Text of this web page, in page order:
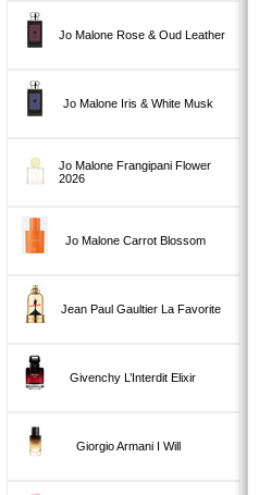
Jo Malone Rose & Oud Leather
Jo Malone Iris & White Musk
Jo Malone Frangipani Flower
2026
Jo Malone Carrot Blossom
Jean Paul Gaultier La Favorite
Givenchy L’Interdit Elixir
Giorgio Armani I Will